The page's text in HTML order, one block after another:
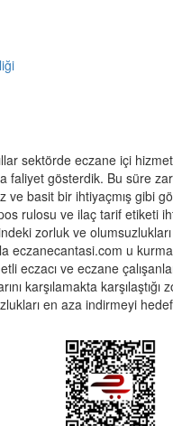
sektörde eczane içi
faliyet gösterdik. Bu süre
ve basit bir ihtiyaçmış gibi
rulosu ve ilaç tarif etiketi
zorluk ve
eczanecantasi.com u
eczacı ve eczane
karşılamakta karşılaştığı
en aza indirmeyi